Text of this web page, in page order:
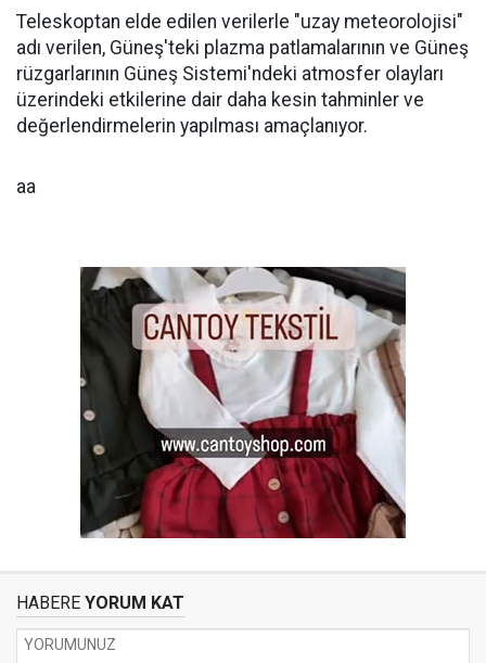
Teleskoptan elde edilen verilerle "uzay meteorolojisi"
adı verilen, Güneş'teki plazma patlamalarının ve Güneş
rüzgarlarının Güneş Sistemi'ndeki atmosfer olayları
üzerindeki etkilerine dair daha kesin tahminler ve
değerlendirmelerin yapılması amaçlanıyor.
aa
HABERE YORUM KAT